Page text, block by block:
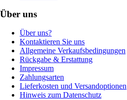
Über uns
Über uns?
Kontaktieren Sie uns
Allgemeine Verkaufsbedingungen
Rückgabe & Erstattung
Impressum
Zahlungsarten
Lieferkosten und Versandoptionen
Hinweis zum Datenschutz